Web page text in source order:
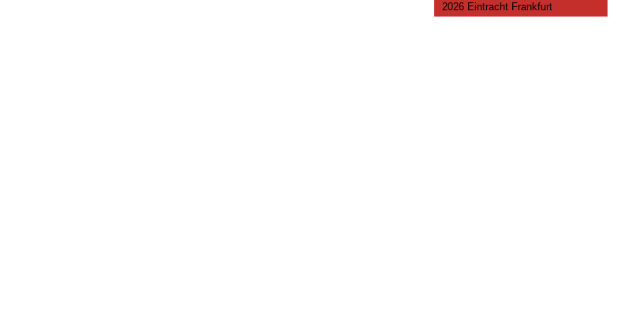
2026 Eintracht Frankfurt